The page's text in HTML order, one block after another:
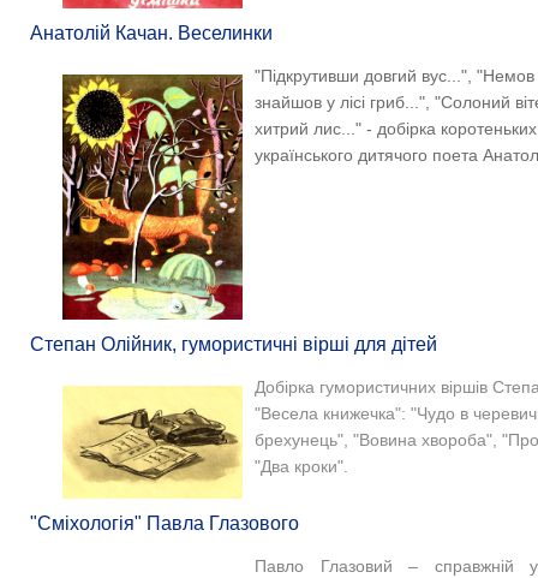
Анатолій Качан. Веселинки
"Підкрутивши довгий вус...",
знайшов у лісі гриб...", "Солоний
хитрий лис..." - добірка
українського дитячого поета
Степан Олійник, гумористичні вірші для дітей
Добірка гумористичних віршів
"Весела книжечка": "Чудо в
брехунець", "Вовина хвороба",
"Два кроки".
"Сміхологія" Павла Глазового
Павло Глазовий – справжній